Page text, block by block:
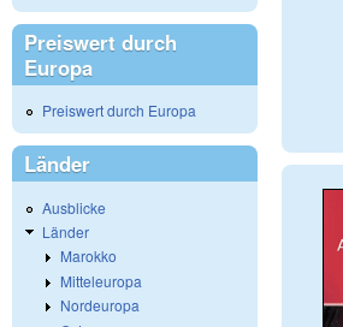
Preiswert durch
Europa
Preiswert durch Europa
Länder
Ausblicke
Länder
Marokko
Mitteleuropa
Nordeuropa